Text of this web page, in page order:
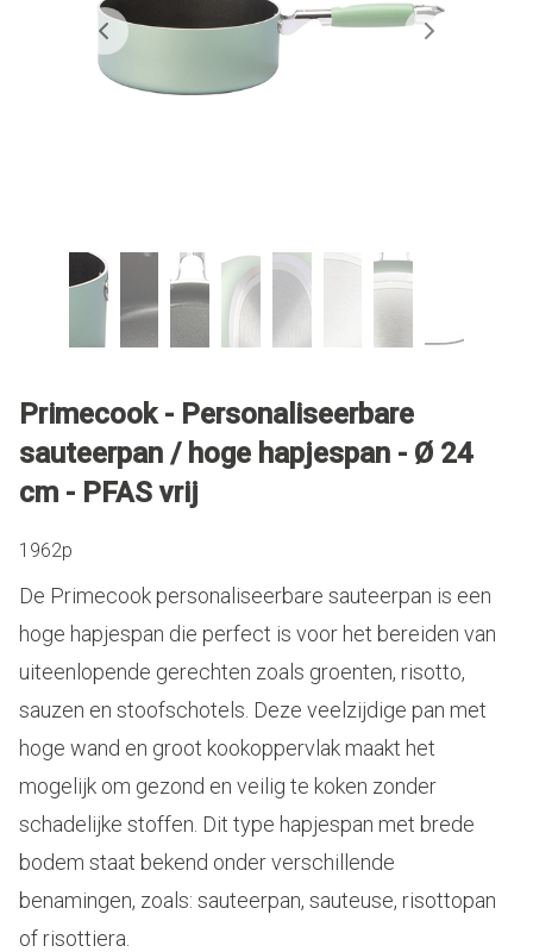
Primecook - Personaliseerbare
sauteerpan / hoge hapjespan - Ø 24
cm - PFAS vrij
1962p
De Primecook personaliseerbare sauteerpan is een
hoge hapjespan die perfect is voor het bereiden van
uiteenlopende gerechten zoals groenten, risotto,
sauzen en stoofschotels. Deze veelzijdige pan met
hoge wand en groot kookoppervlak maakt het
mogelijk om gezond en veilig te koken zonder
schadelijke stoffen. Dit type hapjespan met brede
bodem staat bekend onder verschillende
benamingen, zoals: sauteerpan, sauteuse, risottopan
of risottiera.